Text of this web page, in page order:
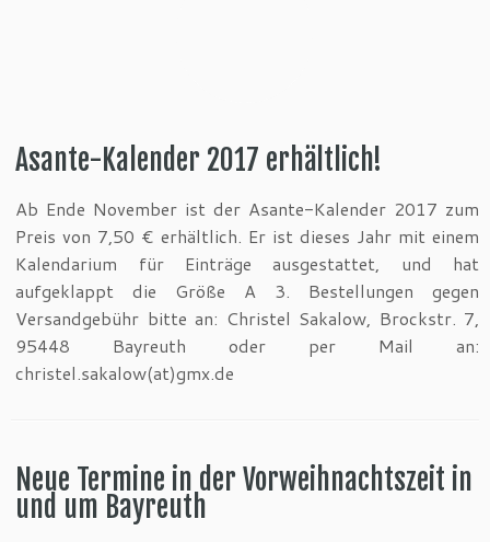
Asante-Kalender 2017 erhältlich!
Ab Ende November ist der Asante-Kalender 2017 zum
Preis von 7,50 € erhältlich. Er ist dieses Jahr mit einem
Kalendarium für Einträge ausgestattet, und hat
aufgeklappt die Größe A 3. Bestellungen gegen
Versandgebühr bitte an: Christel Sakalow, Brockstr. 7,
95448 Bayreuth oder per Mail an:
christel.sakalow(at)gmx.de
Neue Termine in der Vorweihnachtszeit in
und um Bayreuth